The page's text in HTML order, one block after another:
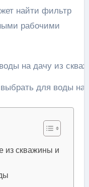
найти фильтр
рабочими
для воды на
из скважины и